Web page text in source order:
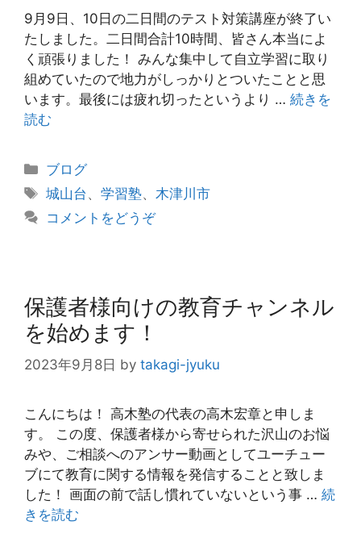
9月9日、10日の二日間のテスト対策講座が終了い
たしました。二日間合計10時間、皆さん本当によ
く頑張りました！ みんな集中して自立学習に取り
組めていたので地力がしっかりとついたことと思
います。最後には疲れ切ったというより … 続きを
読む
カ
テ
リ
ブログ
タ
城山台 、学習塾、 木津川市
コメントをどうぞ
保護者様向けの教育チャンネル
を始めます！
2023年9月8日 by takagi-jyuku
こんにちは！ 高木塾の代表の高木宏章と申しま
す。 この度、保護者様から寄せられた沢山のお悩
みや、ご相談へのアンサー動画としてユーチュー
ブにて教育に関する情報を発信することと致しま
した！ 画面の前で話し慣れていないという事 … 続
きを読む